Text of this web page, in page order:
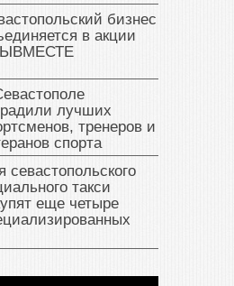
бизнес
в акции
лучших
тренеров и
спорта
севастопольского
такси
еще четыре